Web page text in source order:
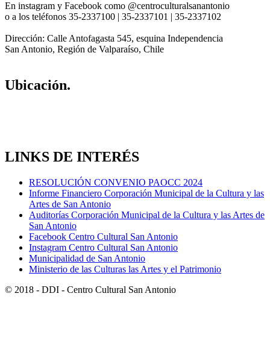
En instagram y Facebook como @centroculturalsanantonio
o a los teléfonos 35-2337100 | 35-2337101 | 35-2337102
Dirección: Calle Antofagasta 545, esquina Independencia
San Antonio, Región de Valparaíso, Chile
Ubicación.
LINKS DE INTERÉS
RESOLUCIÓN CONVENIO PAOCC 2024
Informe Financiero Corporación Municipal de la Cultura y las
Artes de San Antonio
Auditorías Corporación Municipal de la Cultura y las Artes de
San Antonio
Facebook Centro Cultural San Antonio
Instagram Centro Cultural San Antonio
Municipalidad de San Antonio
Ministerio de las Culturas las Artes y el Patrimonio
© 2018 - DDI - Centro Cultural San Antonio